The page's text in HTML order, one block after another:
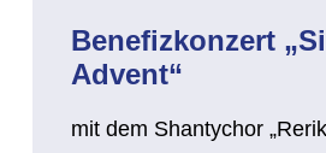
Benefizkonzert
Advent“
mit dem Shantychor